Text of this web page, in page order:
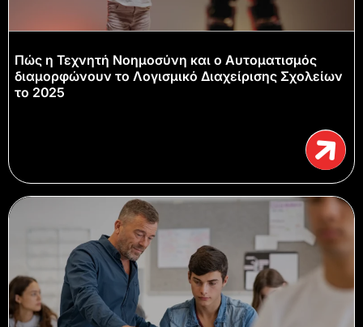
Πώς η Τεχνητή Νοημοσύνη και ο Αυτοματισμός
διαμορφώνουν το Λογισμικό Διαχείρισης Σχολείων
το 2025